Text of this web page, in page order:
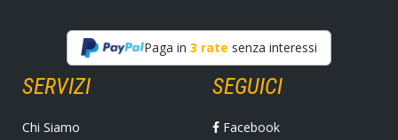
Paga in 3 rate senza interessi
SERVIZI
Chi Siamo
SEGUICI
Facebook